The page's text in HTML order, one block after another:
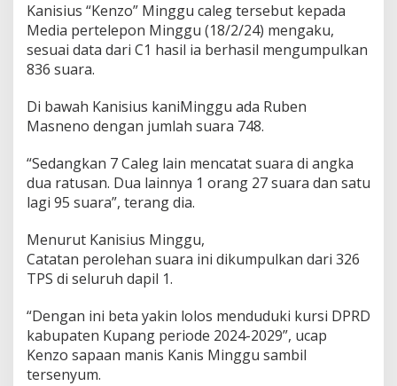
Kanisius “Kenzo” Minggu caleg tersebut kepada
Media pertelepon Minggu (18/2/24) mengaku,
sesuai data dari C1 hasil ia berhasil mengumpulkan
836 suara.
Di bawah Kanisius kaniMinggu ada Ruben
Masneno dengan jumlah suara 748.
“Sedangkan 7 Caleg lain mencatat suara di angka
dua ratusan. Dua lainnya 1 orang 27 suara dan satu
lagi 95 suara”, terang dia.
Menurut Kanisius Minggu,
Catatan perolehan suara ini dikumpulkan dari 326
TPS di seluruh dapil 1.
“Dengan ini beta yakin lolos menduduki kursi DPRD
kabupaten Kupang periode 2024-2029”, ucap
Kenzo sapaan manis Kanis Minggu sambil
tersenyum.